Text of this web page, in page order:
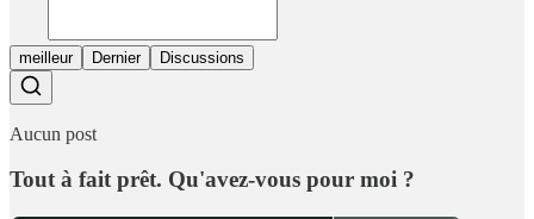
meilleur Dernier Discussions
Aucun post
Tout à fait prêt. Qu'avez-vous pour moi ?